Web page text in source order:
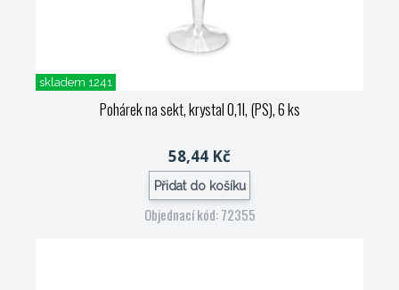
skladem 1241
Pohárek na sekt, krystal 0,1l, (PS), 6 ks
58,44 Kč
Přidat do košíku
Objednací kód: 72355